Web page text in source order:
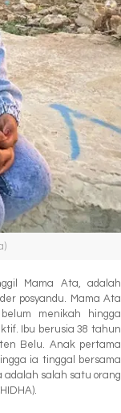
Mama Ata, adalah
posyandu. Mama Ata
menikah hingga
Ibu berusia 38 tahun
Belu. Anak pertama
ia tinggal bersama
adalah salah satu orang